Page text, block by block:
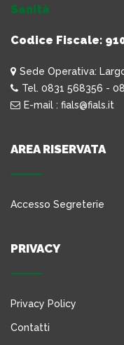
Sanità
Codice Fiscale:
Sede Operativa:
Tel. 0831 568356 -
E-mail : fials@fials.it
AREA RISERVATA
Accesso Segreterie
PRIVACY
Privacy Policy
Contatti